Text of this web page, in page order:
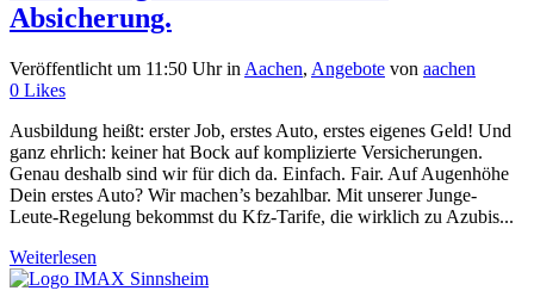
Absicherung.
Veröffentlicht um 11:50 Uhrin Aachen, Angebote von aachen
0 Likes
Ausbildung heißt: erster Job, erstes Auto, erstes eigenes Geld! Und
ganz ehrlich: keiner hat Bock auf komplizierte Versicherungen.
Genau deshalb sind wir für dich da. Einfach. Fair. Auf Augenhöhe
Dein erstes Auto? Wir machen’s bezahlbar. Mit unserer Junge-
Leute-Regelung bekommst du Kfz-Tarife, die wirklich zu Azubis...
Weiterlesen